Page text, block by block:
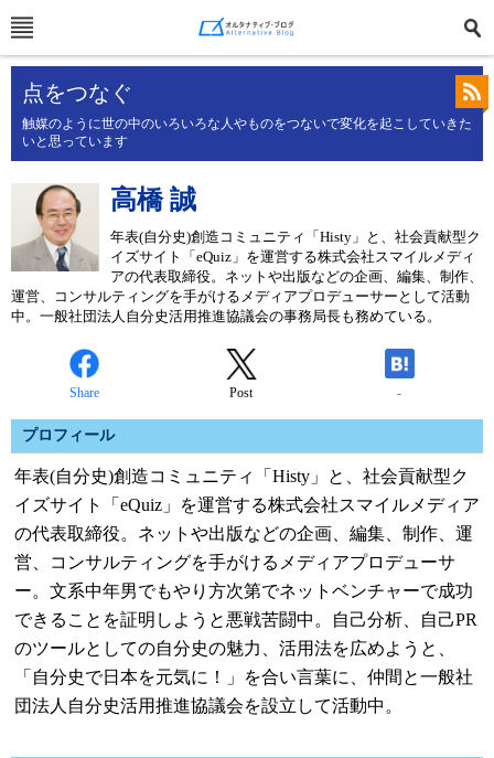
点をつなぐ
触媒のように世の中のいろいろな人やものをつないで変化を起こしていきた
いと思っています
高橋 誠
年表(自分史)創造コミュニティ「Histy」と、社会貢献型ク
イズサイト「eQuiz」を運営する株式会社スマイルメディ
アの代表取締役。ネットや出版などの企画、編集、制作、
運営、コンサルティングを手がけるメディアプロデューサーとして活動
中。一般社団法人自分史活用推進協議会の事務局長も務めている。
Share Post -
プロフィール
年表(自分史)創造コミュニティ「Histy」と、社会貢献型ク
イズサイト「eQuiz」を運営する株式会社スマイルメディア
の代表取締役。ネットや出版などの企画、編集、制作、運
営、コンサルティングを手がけるメディアプロデューサ
ー。文系中年男でもやり方次第でネットベンチャーで成功
できることを証明しようと悪戦苦闘中。自己分析、自己PR
のツールとしての自分史の魅力、活用法を広めようと、
「自分史で日本を元気に！」を合い言葉に、仲間と一般社
団法人自分史活用推進協議会を設立して活動中。